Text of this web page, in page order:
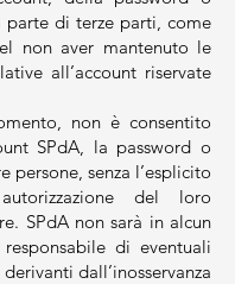
parte di terze parti, come
non aver mantenuto le
all’account riservate
non è consentito
SPdA, la password o
persone, senza l’esplicito
del loro
SPdA non sarà in alcun
di eventuali
dall’inosservanza